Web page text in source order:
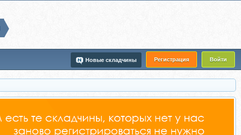
Регистрация Войти
Новые складчины